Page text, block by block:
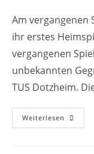
Am vergangenen
ihr erstes
vergangenen
unbekannten
TUS Dotzheim.
Weiterlesen